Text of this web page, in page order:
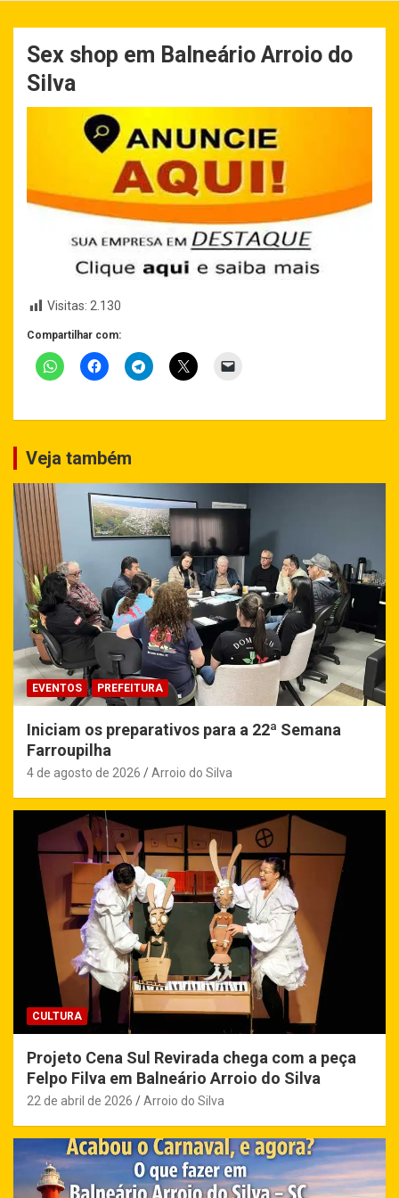
Sex shop em Balneário Arroio do
Silva
Visitas: 2.130
Compartilhar com:
Veja também
EVENTOS PREFEITURA
Iniciam os preparativos para a 22ª Semana
Farroupilha
4 de agosto de 2026 Arroio do Silva
CULTURA
Projeto Cena Sul Revirada chega com a peça
Felpo Filva em Balneário Arroio do Silva
22 de abril de 2026 Arroio do Silva